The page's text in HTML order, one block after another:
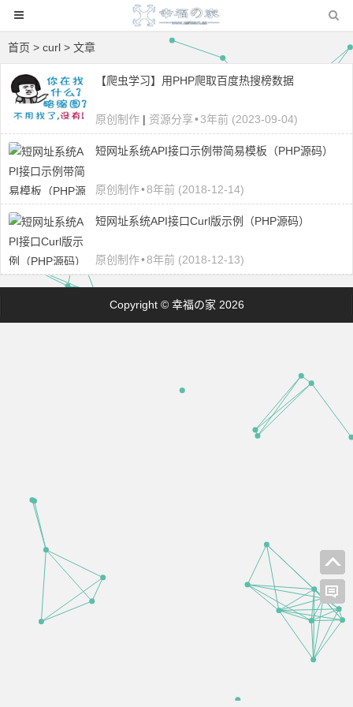
首页 > curl > 文章
【爬虫学习】用PHP爬取百度热搜榜数据
原创制作 | 资源分享•3年前 (2023-09-04)
短网址系统API接口示例带简易模板（PHP源码）
原创制作•8年前 (2018-12-14)
短网址系统API接口Curl版示例（PHP源码）
原创制作•8年前 (2018-12-13)
Copyright © 幸福の家 2026